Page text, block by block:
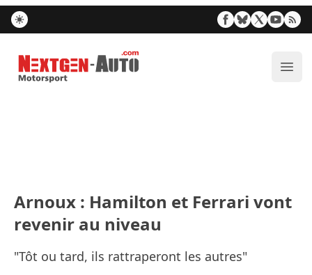
Nextgen-Auto.com
Arnoux : Hamilton et Ferrari vont
revenir au niveau
"Tôt ou tard, ils rattraperont les autres"